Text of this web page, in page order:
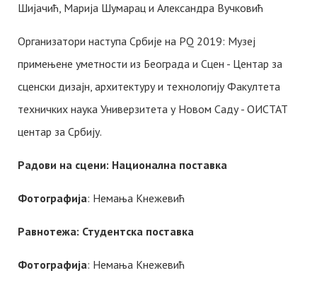
Шијачић, Марија Шумарац и Александра Вучковић
Организатори наступа Србије на PQ 2019: Музеј
примењене уметности из Београда и Сцен - Центар за
сценски дизајн, архитектуру и технологију Факултета
техничких наука Универзитета у Новом Саду - ОИСТАТ
центар за Србију.
Радови на сцени: Национална поставка
Фотографија: Немања Kнежевић
Равнотежа: Студентска поставка
Фотографија: Немања Kнежевић